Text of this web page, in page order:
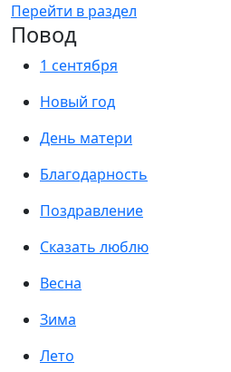
Перейти в раздел
Повод
1 сентября
Новый год
День матери
Благодарность
Поздравление
Сказать люблю
Весна
Зима
Лето